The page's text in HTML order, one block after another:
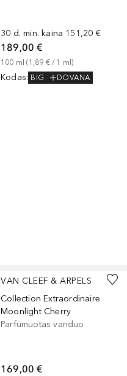
30 d. min. kaina 151,20 €
189,00 €
100 ml (1,89 € / 1 ml)
Kodas: BIG DOVANA
VAN CLEEF & ARPELS
Collection Extraordinaire
Moonlight Cherry
Parfumuotas vanduo
169,00 €